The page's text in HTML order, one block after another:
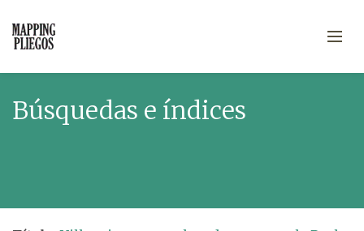
Búsquedas e índices